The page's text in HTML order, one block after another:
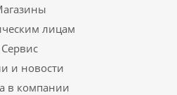
лицам
Сервис
и новости
в компании